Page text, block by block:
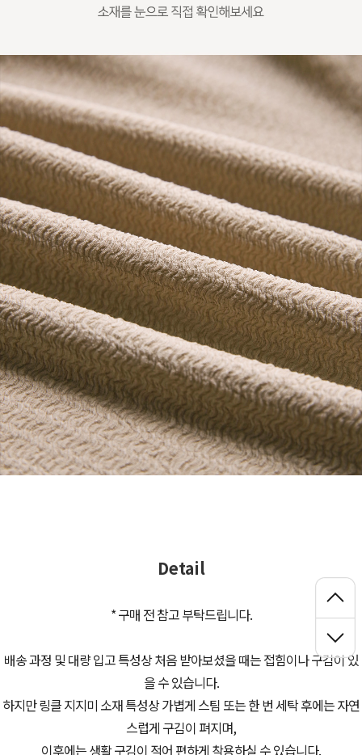
Detail
* 구매 전 참고 부탁드립니다.
배송 과정 및 대량 입고 특성상 처음 받아보셨을 때는 접힘이나 구김이 있
을 수 있습니다.
하지만 링클 지지미 소재 특성상 가볍게 스팀 또는 한 번 세탁 후에는 자연
스럽게 구김이 펴지며,
이후에는 생활 구김이 적어 편하게 착용하실 수 있습니다.